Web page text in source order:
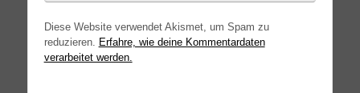
Diese Website verwendet Akismet, um Spam zu
reduzieren.
Erfahre, wie deine Kommentardaten
verarbeitet werden.